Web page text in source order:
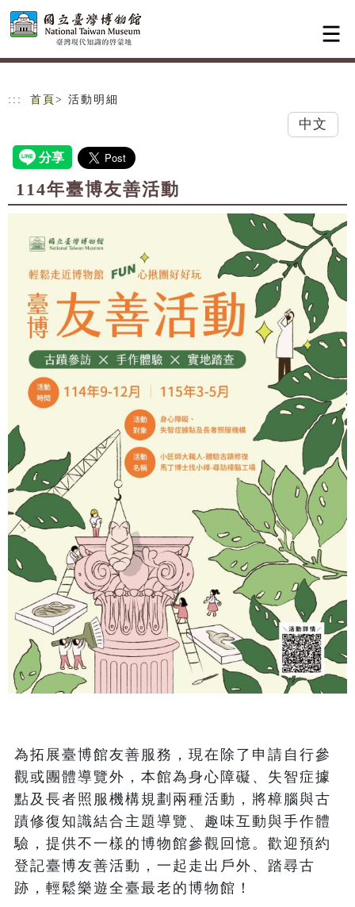
跳到主要內容
網站導覽
::: 首頁 > 活動明細
中文
114年臺博友善活動
為拓展臺博館友善服務，現在除了申請自行參
觀或團體導覽外，本館為身心障礙、失智症據
點及長者照服機構規劃兩種活動，將樟腦與古
蹟修復知識結合主題導覽、趣味互動與手作體
驗，提供不一樣的博物館參觀回憶。歡迎預約
登記臺博友善活動，一起走出戶外、踏尋古
跡，輕鬆樂遊全臺最老的博物館！